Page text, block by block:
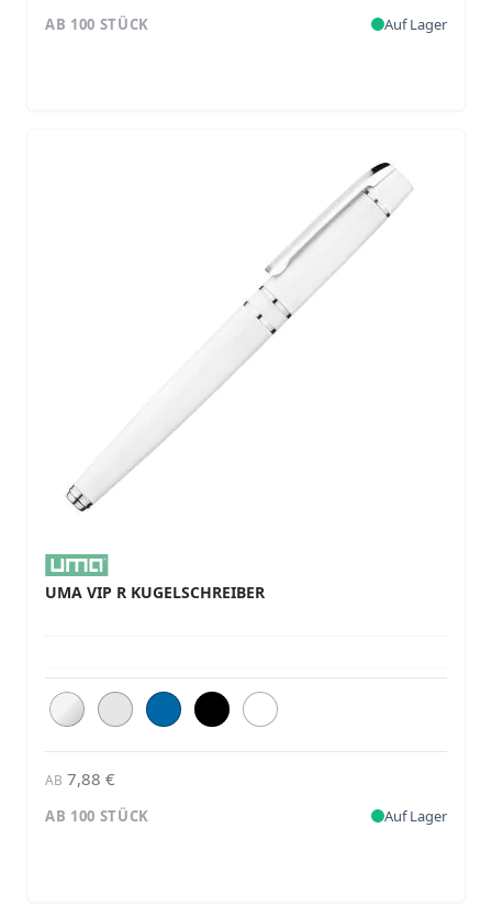
AB 100 STÜCK Auf Lager
UMA VIP R KUGELSCHREIBER
AB 7,88 €
AB 100 STÜCK Auf Lager